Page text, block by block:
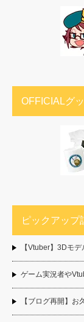
OFFICIALグ
ピックアップ
【Vtuber】3Dモ
ゲーム実況者や
【ブログ再開】お